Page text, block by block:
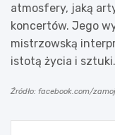
atmosfery, jaką
koncertów. Jego
mistrzowską
istotą życia i sztuki.
Źródło: facebook.com/